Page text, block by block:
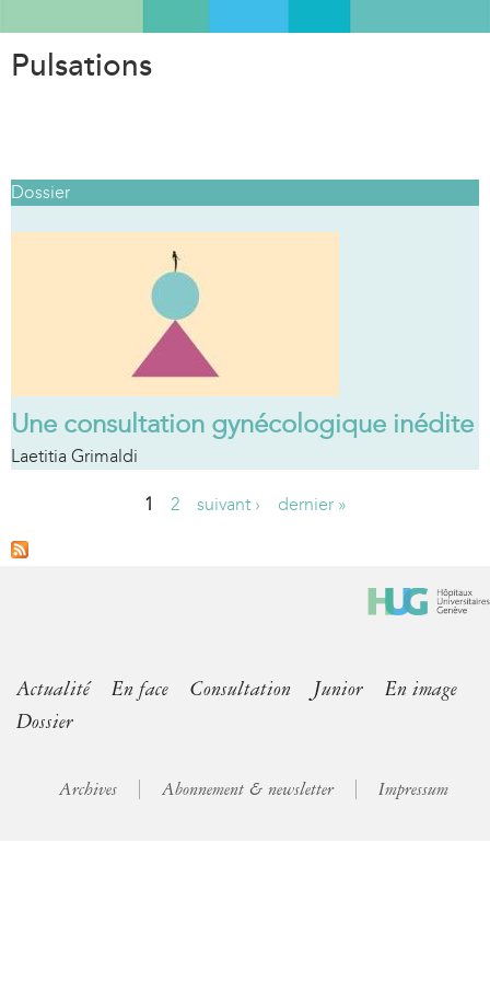
Pulsations
Dossier
Une consultation gynécologique inédite
Laetitia Grimaldi
P
s
1 2 suivant › dernier »
Actualité En face Consultation Junior
En image
Dossier
Archives Abonnement & newsletter Impressum